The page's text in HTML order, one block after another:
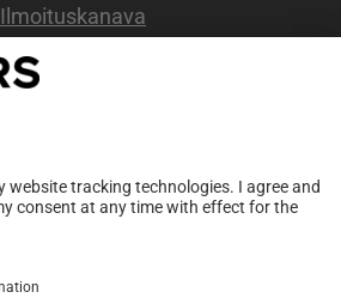
Ilmoituskanava
2 kerros.
02200 Espoo